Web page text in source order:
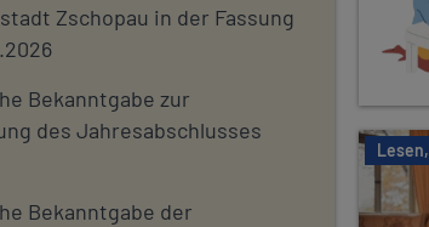
Zschopau in der Fassung
Bekanntgabe zur
des Jahresabschlusses
Bekanntgabe der